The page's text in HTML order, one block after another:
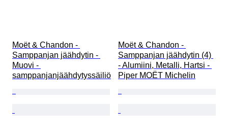
Moët & Chandon -
Samppanjan jäähdytin -
Muovi -
samppanjanjäähdytyssäiliö
Moët & Chandon -
Samppanjan jäähdytin (4)
- Alumiini, Metalli, Hartsi -
Piper MOËT Michelin